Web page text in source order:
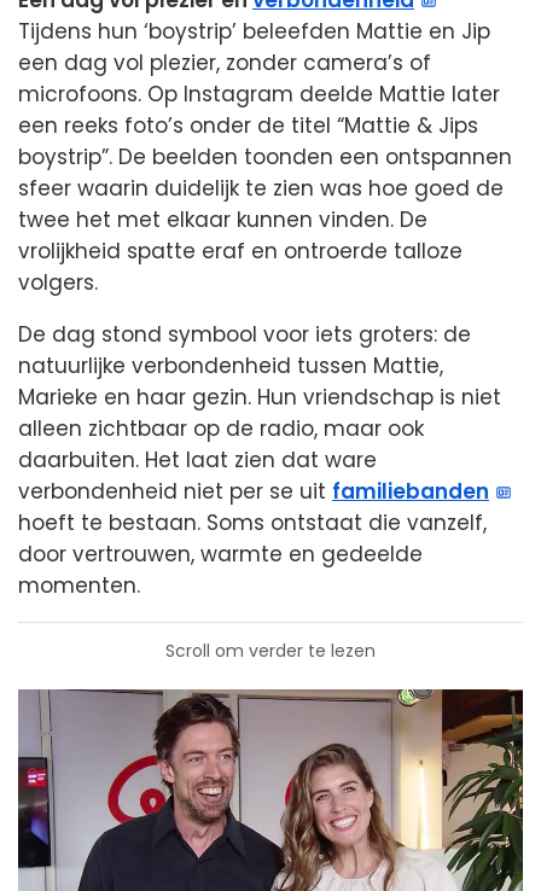
Tijdens hun ‘boystrip’ beleefden Mattie en Jip
een dag vol plezier, zonder camera’s of
microfoons. Op Instagram deelde Mattie later
een reeks foto’s onder de titel “Mattie & Jips
boystrip”. De beelden toonden een ontspannen
sfeer waarin duidelijk te zien was hoe goed de
twee het met elkaar kunnen vinden. De
vrolijkheid spatte eraf en ontroerde talloze
volgers.
De dag stond symbool voor iets groters: de
natuurlijke verbondenheid tussen Mattie,
Marieke en haar gezin. Hun vriendschap is niet
alleen zichtbaar op de radio, maar ook
daarbuiten. Het laat zien dat ware
verbondenheid niet per se uit familiebanden
hoeft te bestaan. Soms ontstaat die vanzelf,
door vertrouwen, warmte en gedeelde
momenten.
Scroll om verder te lezen